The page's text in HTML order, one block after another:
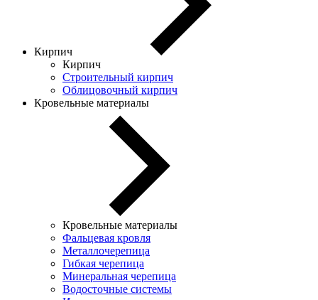
Кирпич
Кирпич
Строительный кирпич
Облицовочный кирпич
Кровельные материалы
Кровельные материалы
Фальцевая кровля
Металлочерепица
Гибкая черепица
Минеральная черепица
Водосточные системы